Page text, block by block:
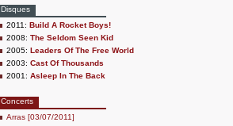
Disques
2011: Build A Rocket Boys!
2008: The Seldom Seen Kid
2005: Leaders Of The Free World
2003: Cast Of Thousands
2001: Asleep In The Back
Concerts
Arras [03/07/2011]